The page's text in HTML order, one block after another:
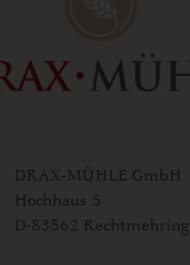
DRAX-MÜHLE GmbH
Hochhaus 5
D-83562 Rechtmehring